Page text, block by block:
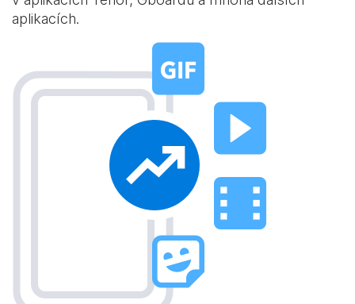
aplikacích.